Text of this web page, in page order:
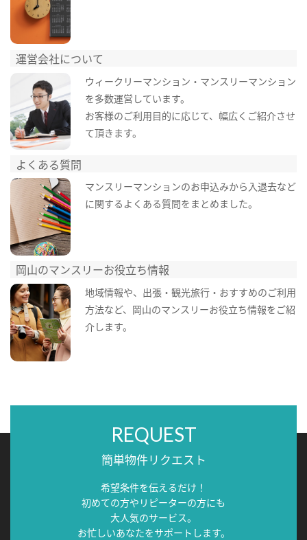
運営会社について
ウィークリーマンション・マンスリーマンション
を多数運営しています。
お客様のご利用目的に応じて、幅広くご紹介させ
て頂きます。
よくある質問
マンスリーマンションのお申込みから入退去など
に関するよくある質問をまとめました。
岡山のマンスリーお役立ち情報
地域情報や、出張・観光旅行・おすすめのご利用
方法など、岡山のマンスリーお役立ち情報をご紹
介します。
REQUEST
簡単物件リクエスト
希望条件を伝えるだけ！
初めての方やリピーターの方にも
大人気のサービス。
お忙しいあなたをサポートします。